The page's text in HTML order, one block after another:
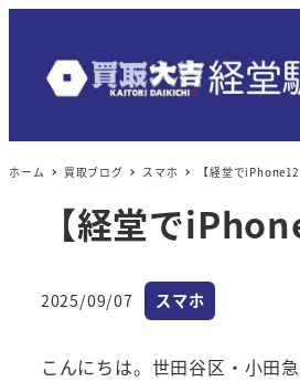
ホーム 買取ブログ スマホ 【経堂で
【経堂で
投稿日
2025/09/07 カテゴリー
スマホ
こんにちは。世田谷区・小田